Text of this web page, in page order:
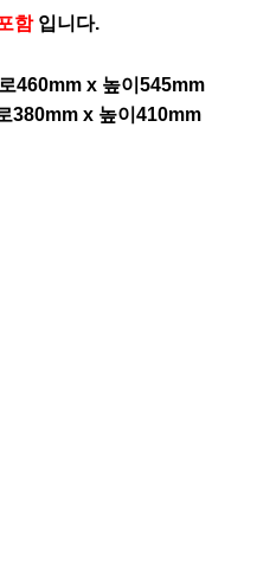
함 입니다.
로460mm x 높이545mm
380mm x 높이410mm